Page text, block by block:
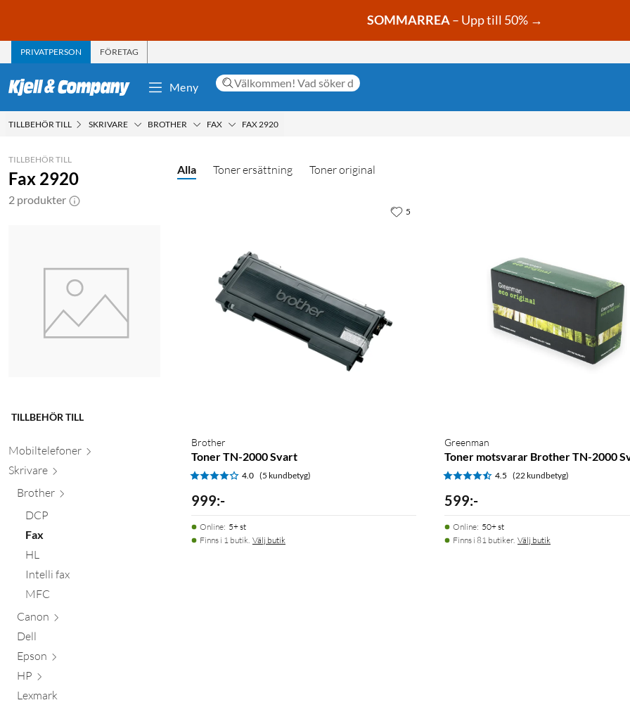
SOMMARREA– Upp till 50% →
PRIVATPERSON FÖRETAG
Meny
TILLBEHÖR TILL SKRIVARE BROTHER FAX FAX 2920
TILLBEHÖR TILL
Fax 2920
2 produkter
TILLBEHÖR TILL
Mobiltelefoner
Skrivare
Brother
DCP
Fax
HL
Intelli fax
MFC
Canon
Dell
Epson
HP
Lexmark
Alla Toner ersättning Toner original
Brother
Toner TN-2000 Svart
4.0 (5 kundbetyg)
999:-
Online: 5+ st
Finns i 1 butik. Välj butik
5
Greenman
Toner motsvarar Brother TN-2000
4.5 (22 kundbetyg)
599:-
Online: 50+ st
Finns i 81 butiker. Välj butik